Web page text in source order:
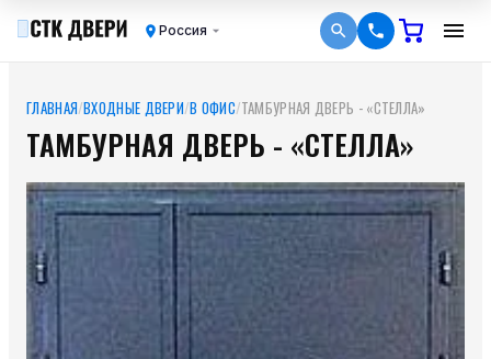
Россия
ГЛАВНАЯ/ВХОДНЫЕ ДВЕРИ/В ОФИС/ТАМБУРНАЯ ДВЕРЬ - «СТЕЛЛА»
ТАМБУРНАЯ ДВЕРЬ - «СТЕЛЛА»